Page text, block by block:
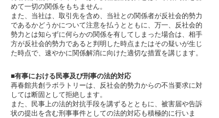
めて一切の関係をもちません。
また、当社は、取引先を含め、当社との関係者が反社会的勢力
であるかどうかについて注意を払うとともに、万一、反社会的
勢力とは知らずに何らかの関係を有してしまった場合は、相手
方が反社会的勢力であると判明した時点またはその疑いが生じ
た時点で、速やかに関係解消に向けた適切な措置を講じます。
■有事における民事及び刑事の法的対応
再春館共創ラボラトリーは、反社会的勢力からの不当要求に対
しては断固として拒絶します。
また、民事上の法的対抗手段を講ずるとともに、被害届や告訴
状の提出を含む刑事事件としての法的対応も積極的に行いま